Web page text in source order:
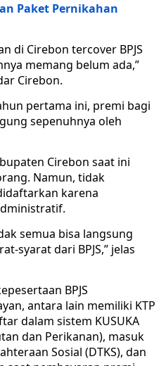
Paket Pernikahan
di Cirebon tercover BPJS
memang belum ada,”
Cirebon.
pertama ini, premi bagi
sepenuhnya oleh
Cirebon saat ini
Namun, tidak
karena
semua bisa langsung
syarat dari BPJS,” jelas
BPJS
antara lain memiliki KTP
dalam sistem KUSUKA
dan Perikanan), masuk
Sosial (DTKS), dan